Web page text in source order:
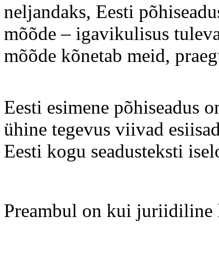
neljandaks, Eesti
mõõde – igavikulisus
mõõde kõnetab meid,
Eesti esimene põhiseadus
ühine tegevus viivad
Eesti kogu seadusteksti
Preambul on kui juriidiline